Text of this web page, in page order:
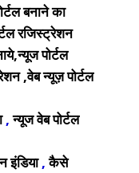
बनाने का
रजिस्ट्रेशन
पोर्टल
,वेब न्यूज़ पोर्टल
,न्यूज वेब पोर्टल
इंडिया,कैसे